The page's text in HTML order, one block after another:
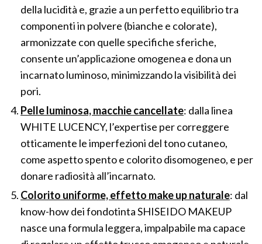
della lucidità e, grazie a un perfetto equilibrio tra
componenti in polvere (bianche e colorate),
armonizzate con quelle specifiche sferiche,
consente un’applicazione omogenea e dona un
incarnato luminoso, minimizzando la visibilità dei
pori.
Pelle luminosa, macchie cancellate: dalla linea
WHITE LUCENCY, l’expertise per correggere
otticamente le imperfezioni del tono cutaneo,
come aspetto spento e colorito disomogeneo, e per
donare radiosità all’incarnato.
Colorito uniforme, effetto make up naturale: dal
know-how dei fondotinta SHISEIDO MAKEUP
nasce una formula leggera, impalpabile ma capace